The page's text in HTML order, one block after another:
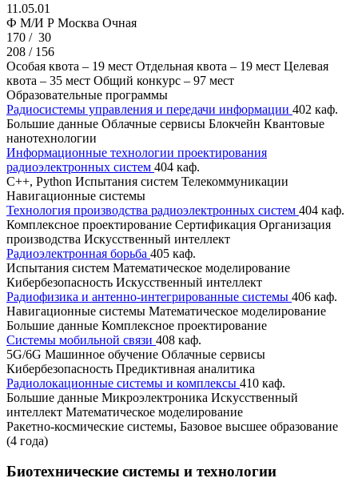
11.05.01
Ф M/И Р Москва Очная
170 / 30
208 / 156
Особая квота – 19 мест Отдельная квота – 19 мест Целевая
квота – 35 мест Общий конкурс – 97 мест
Образовательные программы
Радиосистемы управления и передачи информации 402 каф.
Большие данные Облачные сервисы Блокчейн Квантовые
нанотехнологии
Информационные технологии проектирования
радиоэлектронных систем 404 каф.
C++, Python Испытания систем Телекоммуникации
Навигационные системы
Технология производства радиоэлектронных систем 404 каф.
Комплексное проектирование Сертификация Организация
производства Искусственный интеллект
Радиоэлектронная борьба 405 каф.
Испытания систем Математическое моделирование
Кибербезопасность Искусственный интеллект
Радиофизика и антенно-интегрированные системы 406 каф.
Навигационные системы Математическое моделирование
Большие данные Комплексное проектирование
Системы мобильной связи 408 каф.
5G/6G Машинное обучение Облачные сервисы
Кибербезопасность Предиктивная аналитика
Радиолокационные системы и комплексы 410 каф.
Большие данные Микроэлектроника Искусственный
интеллект Математическое моделирование
Ракетно-космические системы, Базовое высшее образование
(4 года)
Биотехнические системы и технологии